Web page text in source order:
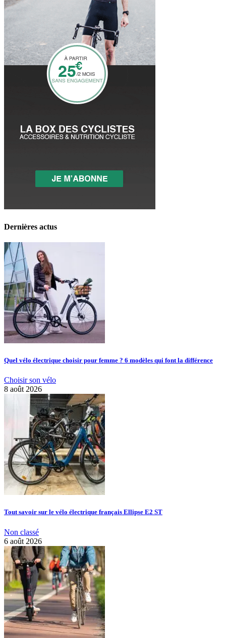
Dernières actus
Quel vélo électrique choisir pour femme ? 6 modèles qui font la différence
Choisir son vélo
8 août 2026
Tout savoir sur le vélo électrique français Ellipse E2 ST
Non classé
6 août 2026